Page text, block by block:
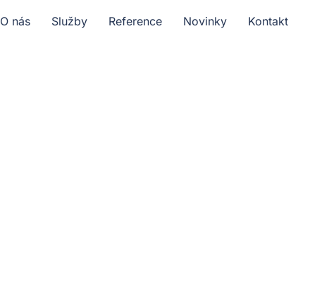
O nás Služby Reference Novinky Kontakt